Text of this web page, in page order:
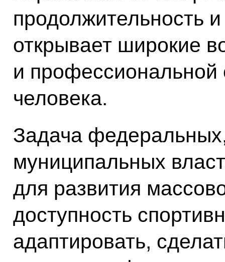
продолжительность
открывает широкие
и профессиональной
человека.
Задача
муниципальных
для развития
доступность
адаптировать,